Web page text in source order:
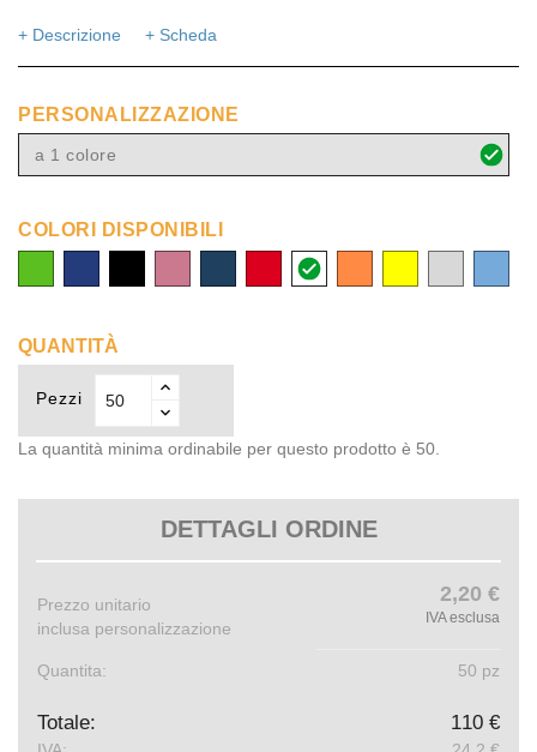
+ Descrizione + Scheda
PERSONALIZZAZIONE
a 1 colore
COLORI DISPONIBILI
blu
bianco
chiaro
QUANTITÀ
Pezzi
La quantità minima ordinabile per questo prodotto è 50.
DETTAGLI ORDINE
Prezzo unitario
inclusa personalizzazione
2,20 €
IVA esclusa
Quantita: 50 pz
Totale: 110 €